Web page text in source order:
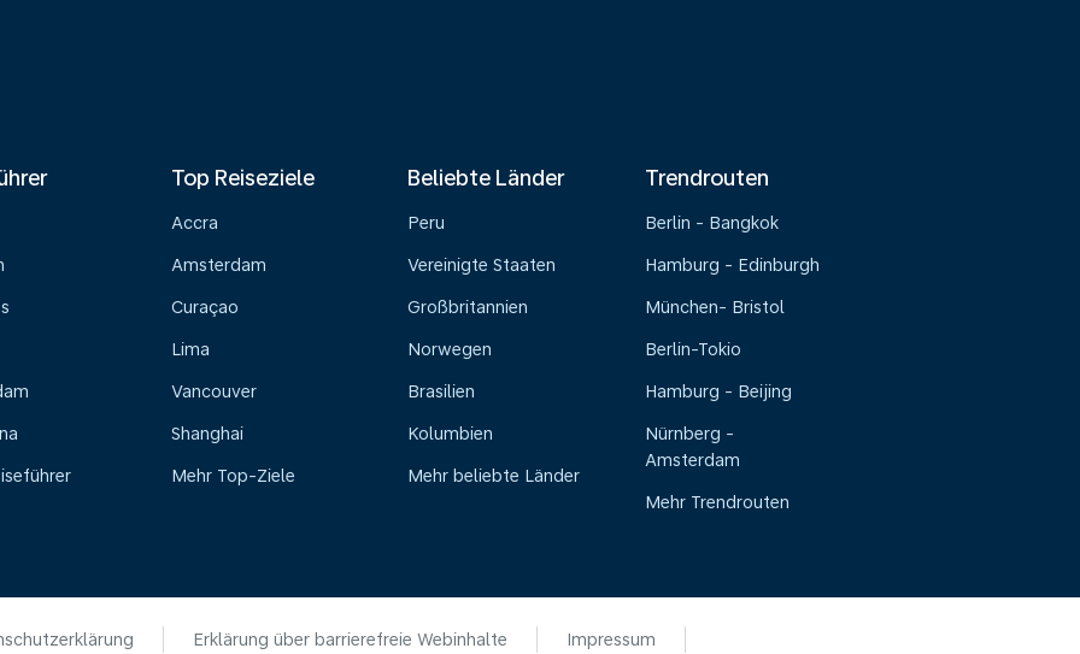
Top Reiseziele
Accra
Amsterdam
Curaçao
Lima
Vancouver
Shanghai
Mehr Top-Ziele
Beliebte Länder
Peru
Vereinigte Staaten
Großbritannien
Norwegen
Brasilien
Kolumbien
Mehr beliebte Länder
Trendrouten
Berlin - Bangkok
Hamburg - Edinburgh
München- Bristol
Berlin-Tokio
Hamburg - Beijing
Nürnberg -
Amsterdam
Mehr Trendrouten
Erklärung über barrierefreie Webinhalte Impressum